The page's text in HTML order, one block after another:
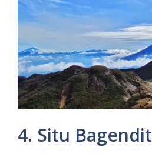
4. Situ Bagendit